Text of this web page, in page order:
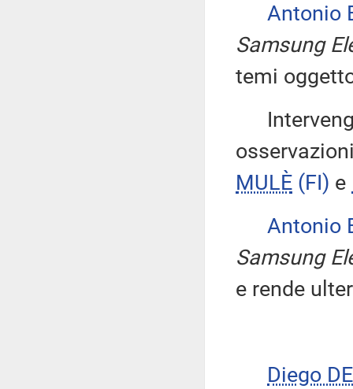
Antonio
Samsung
temi
MULÈ (FI) e
Antonio
Samsung
e rende
Diego